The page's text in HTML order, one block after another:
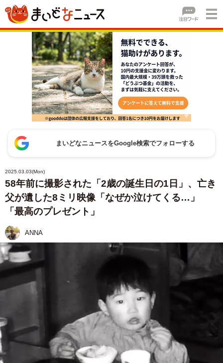
まいどなニュースをGoogle検索でフォローする
2025.03.03(Mon)
58年前に撮影された「2歳の誕生日の1日」、亡き
父が遺した8ミリ映像「なぜか泣けてくる…」
「最高のプレゼント」
ANNA